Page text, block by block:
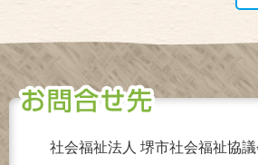
社会福祉法人 堺市社会福祉協